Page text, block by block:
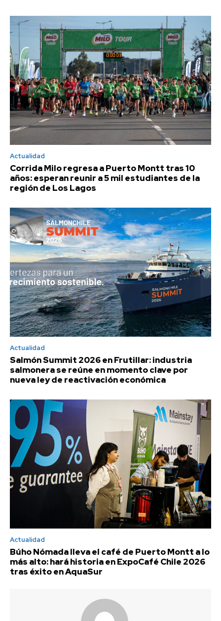
Actualidad
Corrida Milo regresa a Puerto Montt tras 10
años: esperan reunir a 5 mil estudiantes de la
región de Los Lagos
Actualidad
Salmón Summit 2026 en Frutillar: industria
salmonera se reúne en momento clave por
nueva ley de reactivación económica
Actualidad
Búho Nómada lleva el café de Puerto Montt a lo
más alto: hará historia en ExpoCafé Chile 2026
tras éxito en AquaSur